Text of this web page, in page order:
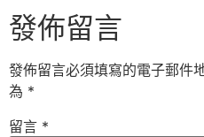
發佈留言
發佈留言必須填寫的電子郵件
為 *
留言 *